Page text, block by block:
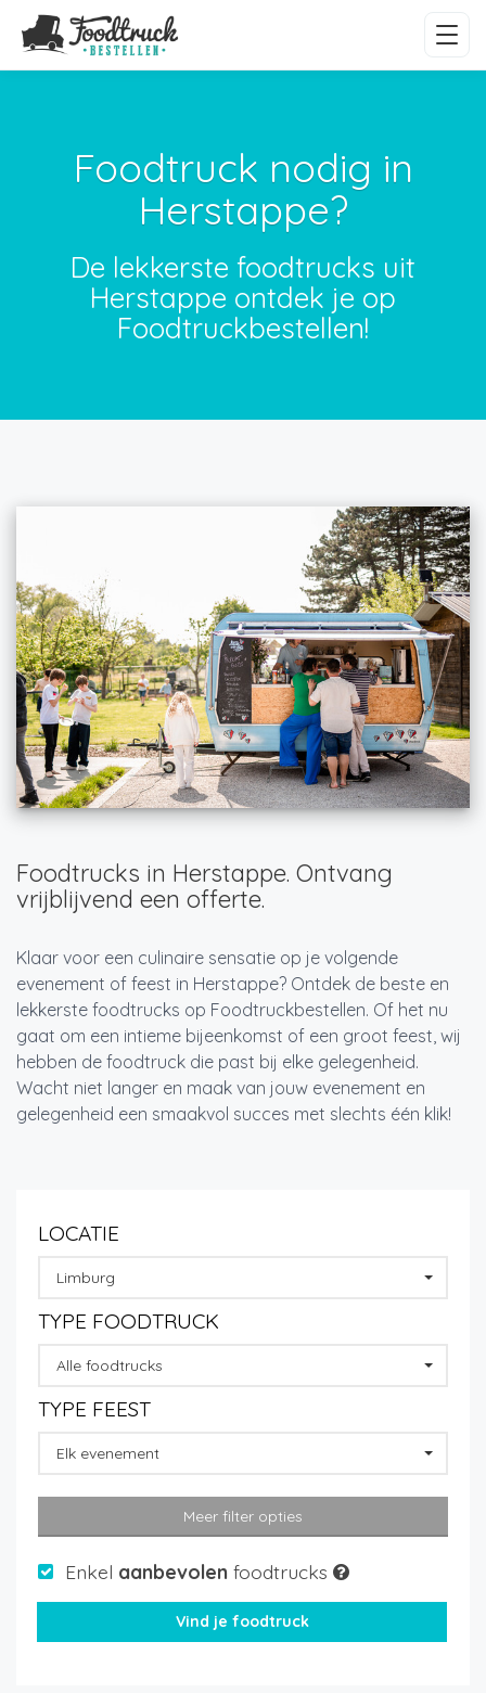
Foodtruck nodig in
Herstappe?
De lekkerste foodtrucks uit
Herstappe ontdek je op
Foodtruckbestellen!
Foodtrucks in Herstappe. Ontvang
vrijblijvend een offerte.
Klaar voor een culinaire sensatie op je volgende
evenement of feest in Herstappe? Ontdek de beste en
lekkerste foodtrucks op Foodtruckbestellen. Of het nu
gaat om een intieme bijeenkomst of een groot feest, wij
hebben de foodtruck die past bij elke gelegenheid.
Wacht niet langer en maak van jouw evenement en
gelegenheid een smaakvol succes met slechts één klik!
LOCATIE
Limburg
TYPE FOODTRUCK
Alle foodtrucks
TYPE FEEST
Elk evenement
Meer filter opties
Enkel aanbevolen foodtrucks